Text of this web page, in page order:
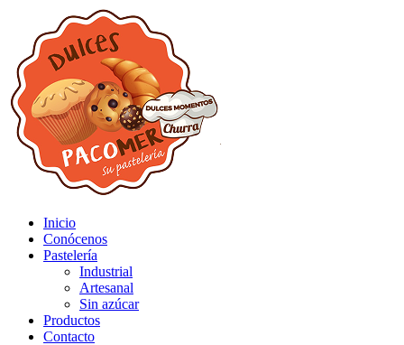
Inicio
Conócenos
Pastelería
Industrial
Artesanal
Sin azúcar
Productos
Contacto